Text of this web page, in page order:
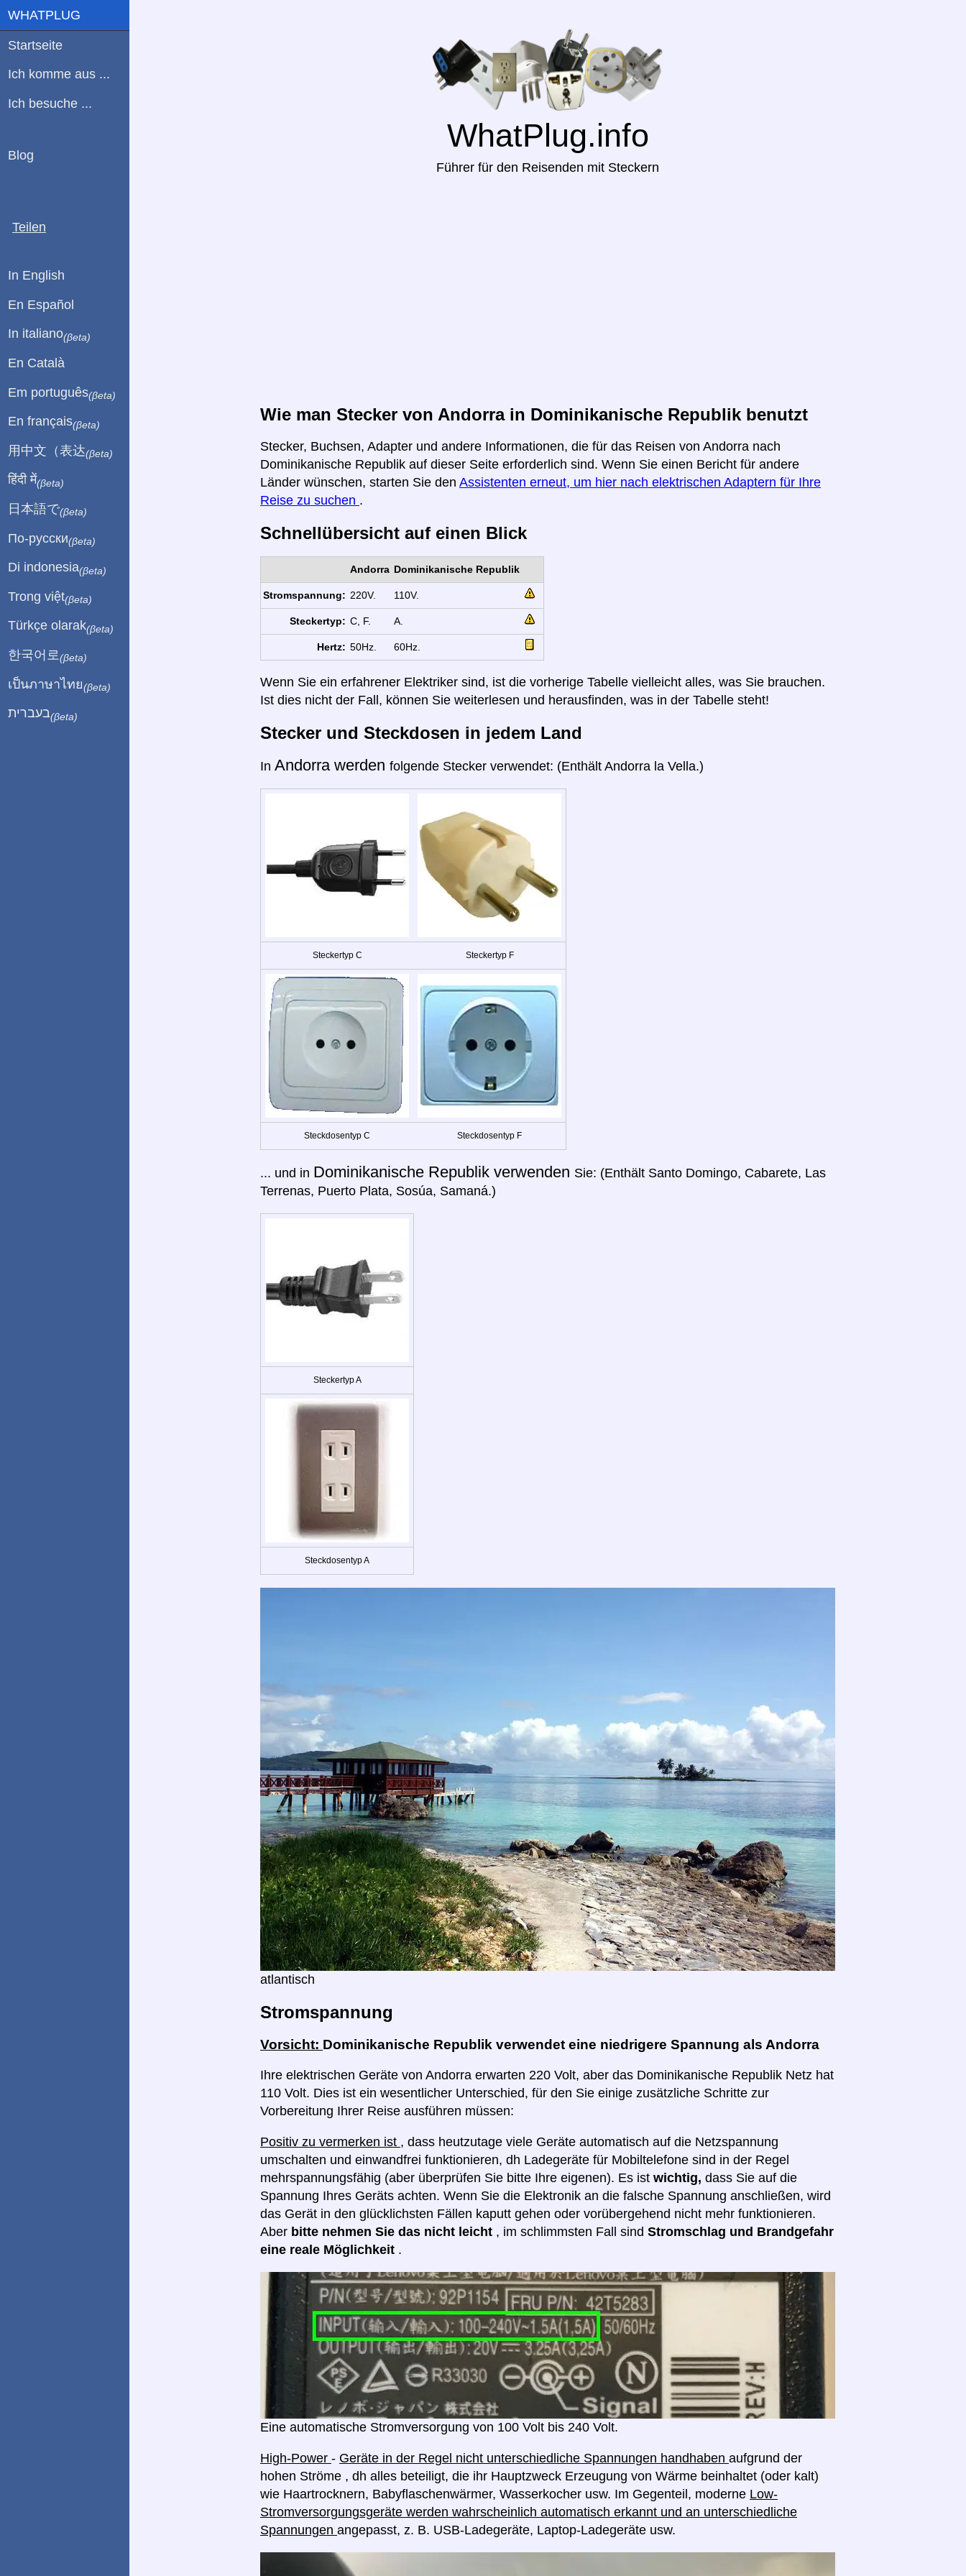
WhatPlug.info
Führer für den Reisenden mit Steckern
Wie man Stecker von Andorra in Dominikanische Republik benutzt
Stecker, Buchsen, Adapter und andere Informationen, die für das Reisen von Andorra nach
Dominikanische Republik auf dieser Seite erforderlich sind. Wenn Sie einen Bericht für andere
Länder wünschen, starten Sie den Assistenten erneut, um hier nach elektrischen Adaptern für Ihre
Reise zu suchen .
Schnellübersicht auf einen Blick
Andorra Dominikanische Republik
Stromspannung: 220V. 110V.
Steckertyp: C, F. A.
Hertz: 50Hz. 60Hz.
Wenn Sie ein erfahrener Elektriker sind, ist die vorherige Tabelle vielleicht alles, was Sie brauchen.
Ist dies nicht der Fall, können Sie weiterlesen und herausfinden, was in der Tabelle steht!
Stecker und Steckdosen in jedem Land
In Andorra werden folgende Stecker verwendet: (Enthält Andorra la Vella.)
Steckertyp C Steckertyp F
Steckdosentyp C Steckdosentyp F
... und in Dominikanische Republik verwenden Sie: (Enthält Santo Domingo, Cabarete, Las
Terrenas, Puerto Plata, Sosúa, Samaná.)
Steckertyp A
Steckdosentyp A
atlantisch
Stromspannung
Vorsicht: Dominikanische Republik verwendet eine niedrigere Spannung als Andorra
Ihre elektrischen Geräte von Andorra erwarten 220 Volt, aber das Dominikanische Republik Netz hat
110 Volt. Dies ist ein wesentlicher Unterschied, für den Sie einige zusätzliche Schritte zur
Vorbereitung Ihrer Reise ausführen müssen:
Positiv zu vermerken ist , dass heutzutage viele Geräte automatisch auf die Netzspannung
umschalten und einwandfrei funktionieren, dh Ladegeräte für Mobiltelefone sind in der Regel
mehrspannungsfähig (aber überprüfen Sie bitte Ihre eigenen). Es ist wichtig, dass Sie auf die
Spannung Ihres Geräts achten. Wenn Sie die Elektronik an die falsche Spannung anschließen, wird
das Gerät in den glücklichsten Fällen kaputt gehen oder vorübergehend nicht mehr funktionieren.
Aber bitte nehmen Sie das nicht leicht , im schlimmsten Fall sind Stromschlag und Brandgefahr
eine reale Möglichkeit .
Eine automatische Stromversorgung von 100 Volt bis 240 Volt.
High-Power - Geräte in der Regel nicht unterschiedliche Spannungen handhaben aufgrund der
hohen Ströme , dh alles beteiligt, die ihr Hauptzweck Erzeugung von Wärme beinhaltet (oder kalt)
wie Haartrocknern, Babyflaschenwärmer, Wasserkocher usw. Im Gegenteil, moderne Low-
Stromversorgungsgeräte werden wahrscheinlich automatisch erkannt und an unterschiedliche
Spannungen angepasst, z. B. USB-Ladegeräte, Laptop-Ladegeräte usw.
WHATPLUG
Startseite
Ich komme aus ...
Ich besuche ...
Blog
Teilen
In English
En Español
In italiano(βeta)
En Català
Em português(βeta)
En français(βeta)
用中文（表达(βeta)
हिंदी में(βeta)
日本語で(βeta)
По-русски(βeta)
Di indonesia(βeta)
Trong việt(βeta)
Türkçe olarak(βeta)
한국어로 (βeta)
เป็นภาษาไทย(βeta)
בעברית(βeta)